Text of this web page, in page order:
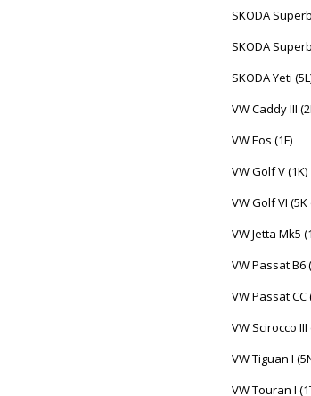
SKODA
SKODA
SKODA Yeti
VW Caddy III
VW Eos (1F)
VW Golf V (1K)
VW Golf VI (5K
VW Jetta Mk5
VW Passat B6
VW Passat CC
VW Scirocco III
VW Tiguan I
VW Touran I